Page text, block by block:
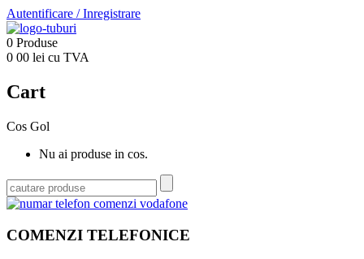
Autentificare /Inregistrare
0 Produse
0 00 lei cu TVA
Cart
Cos Gol
Nu ai produse in cos.
COMENZI TELEFONICE